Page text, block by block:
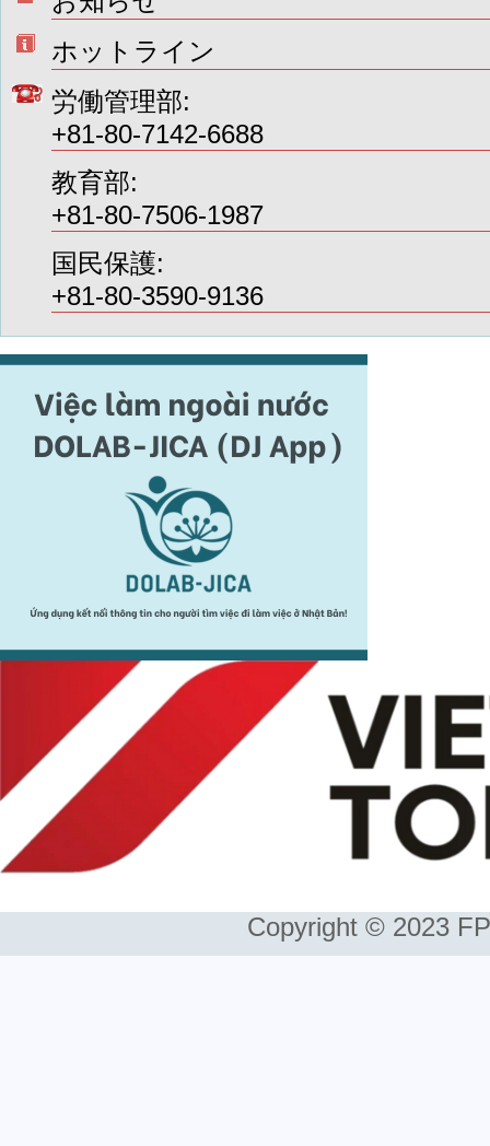
ホットライン
労働管理部:
+81-80-7142-6688
教育部:
+81-80-7506-1987
国民保護:
+81-80-3590-9136
Copyright © 2023